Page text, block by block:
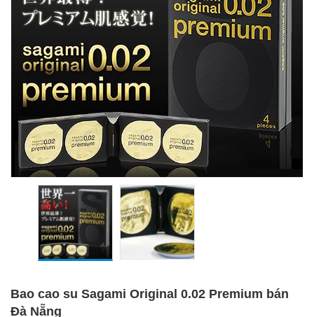
Bao cao su Sagami Original 0.02 Premium bán
Đà Nẵng